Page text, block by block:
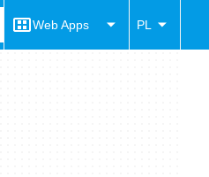
Web Apps PL